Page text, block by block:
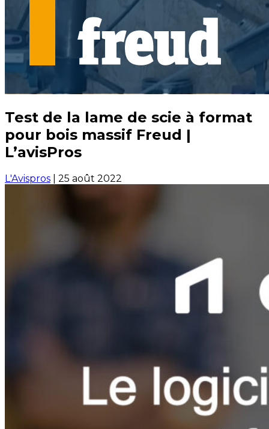
Test de la lame de scie à format
pour bois massif Freud |
L’avisPros
L'Avispros 25 août 2022